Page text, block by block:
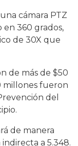
cámara PTZ
360 grados,
de 30X que
de más de $50
millones fueron
del
de manera
a 5.348.